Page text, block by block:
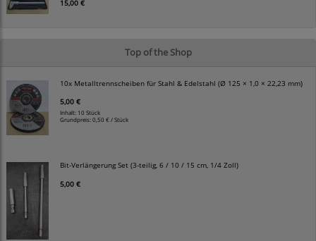
15,00 €
Top of the Shop
10x Metalltrennscheiben für Stahl & Edelstahl (Ø 125 × 1,0 × 22,23 mm)
5,00 €
Inhalt: 10 Stück
Grundpreis:0,50 € / Stück
Bit-Verlängerung Set (3-teilig, 6 / 10 / 15 cm, 1/4 Zoll)
5,00 €